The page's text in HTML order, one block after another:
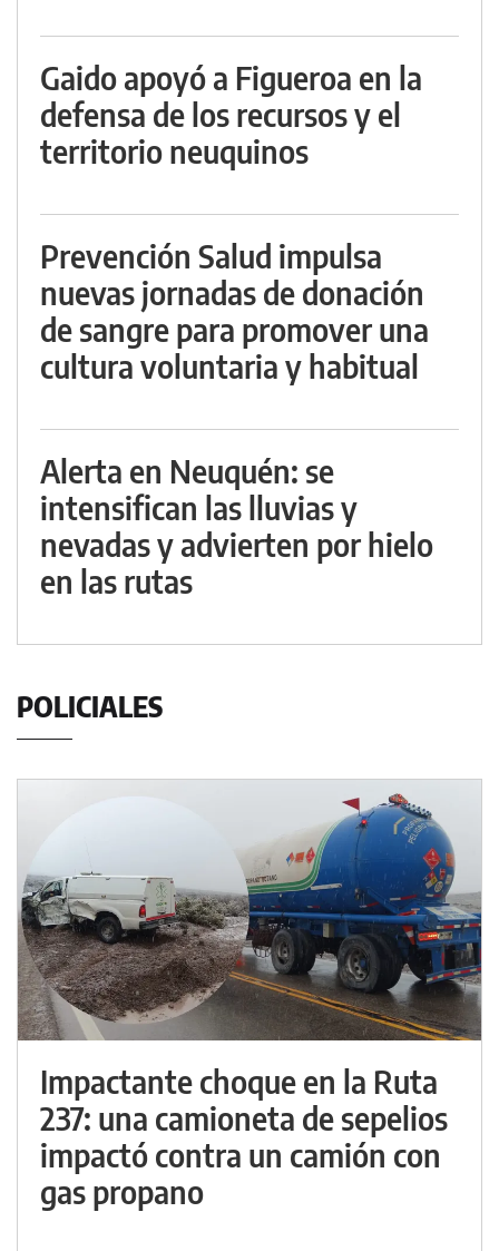
Gaido apoyó a Figueroa en la
defensa de los recursos y el
territorio neuquinos
Prevención Salud impulsa
nuevas jornadas de donación
de sangre para promover una
cultura voluntaria y habitual
Alerta en Neuquén: se
intensifican las lluvias y
nevadas y advierten por hielo
en las rutas
POLICIALES
Impactante choque en la Ruta
237: una camioneta de sepelios
impactó contra un camión con
gas propano